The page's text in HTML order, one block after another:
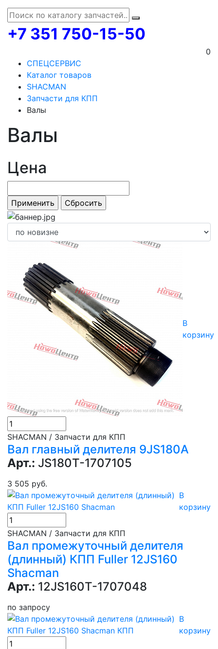
+7 351 750-15-50
0
СПЕЦСЕРВИС
Каталог товаров
SHACMAN
Запчасти для КПП
Валы
Валы
Цена
В
корзину
SHACMAN / Запчасти для КПП
Вал главный делителя 9JS180A
Арт.: JS180T-1707105
3 505 руб.
В
корзину
SHACMAN / Запчасти для КПП
Вал промежуточный делителя
(длинный) КПП Fuller 12JS160
Shacman
Арт.: 12JS160T-1707048
по запросу
В
корзину